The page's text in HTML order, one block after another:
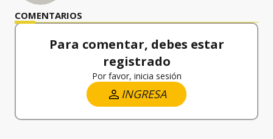
COMENTARIOS
Para comentar, debes estar
registrado
Por favor, inicia sesión
INGRESA